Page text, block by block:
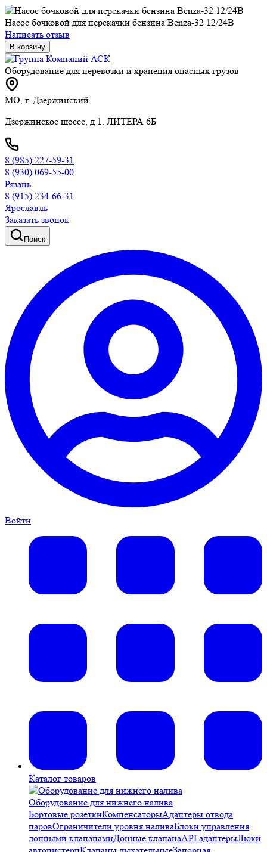
Насос бочковой для перекачки бензина Benza-32 12/24В
Написать отзыв
В корзину
Оборудование для перевозки и хранения опасных грузов
МО, г. Дзержинский
Дзержинское шоссе, д 1. ЛИТЕРА 6Б
8 (985) 227-59-31
8 (930) 069-55-00
Рязань
8 (915) 234-66-31
Ярославль
Заказать звонок
Поиск
Войти
Каталог товаров
Оборудование для нижнего налива
Бортовые розеткиКомпенсаторыАдаптеры отвода
паровОграничители уровня наливаБлоки управления
донными клапанамиДонные клапанаAPI адаптерыЛюки